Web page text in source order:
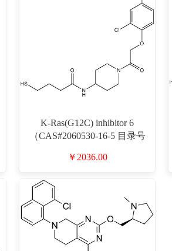
K-Ras(G12C) inhibitor 6
（CAS#2060530-16-5 目录号
￥2036.00